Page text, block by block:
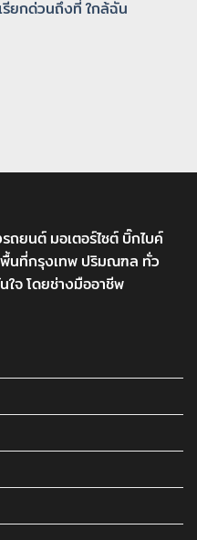
รียกด่วนถึงที่ ใกล้ฉัน
ถยนต์ มอเตอร์ไซต์ บิ๊กไบค์
นที่กรุงเทพ ปริมณฑล ทั่ว
ใจ โดยช่างมืออาชีพ